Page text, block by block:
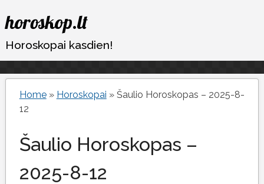
Eiti
prie
turinio
horoskop.lt
Horoskopai kasdien!
Home» Horoskopai » Šaulio Horoskopas – 2025-8-
12
Šaulio Horoskopas –
2025-8-12